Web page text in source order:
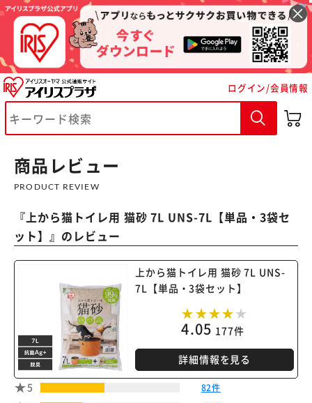
ログイン/会員情報
商品レビュー
PRODUCT REVIEW
『上から猫トイレ用 猫砂 7L UNS-7L【単品・3袋セ
ット】 』のレビュー
上から猫トイレ用 猫砂 7L UNS-
7L【単品・3袋セット】
4.05 177件
詳細情報を見る
5 82件
※ご確認ください
購入手続きへ